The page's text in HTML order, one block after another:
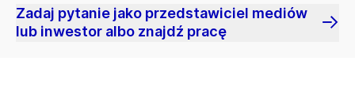
Zadaj pytanie jako przedstawiciel mediów
lub inwestor albo znajdź pracę